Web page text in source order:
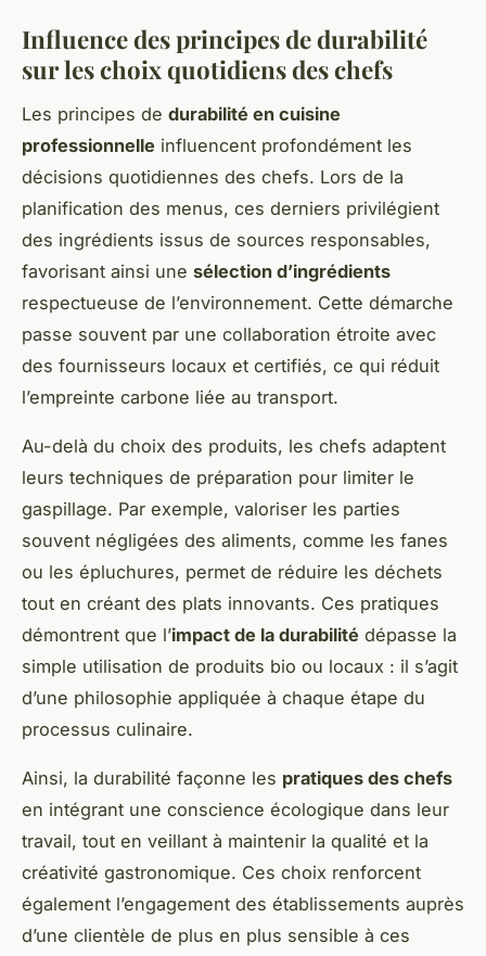
Influence des principes de durabilité
sur les choix quotidiens des chefs
Les principes de durabilité en cuisine
professionnelle influencent profondément les
décisions quotidiennes des chefs. Lors de la
planification des menus, ces derniers privilégient
des ingrédients issus de sources responsables,
favorisant ainsi une sélection d’ingrédients
respectueuse de l’environnement. Cette démarche
passe souvent par une collaboration étroite avec
des fournisseurs locaux et certifiés, ce qui réduit
l’empreinte carbone liée au transport.
Au-delà du choix des produits, les chefs adaptent
leurs techniques de préparation pour limiter le
gaspillage. Par exemple, valoriser les parties
souvent négligées des aliments, comme les fanes
ou les épluchures, permet de réduire les déchets
tout en créant des plats innovants. Ces pratiques
démontrent que l’impact de la durabilité dépasse la
simple utilisation de produits bio ou locaux : il s’agit
d’une philosophie appliquée à chaque étape du
processus culinaire.
Ainsi, la durabilité façonne les pratiques des chefs
en intégrant une conscience écologique dans leur
travail, tout en veillant à maintenir la qualité et la
créativité gastronomique. Ces choix renforcent
également l’engagement des établissements auprès
d’une clientèle de plus en plus sensible à ces